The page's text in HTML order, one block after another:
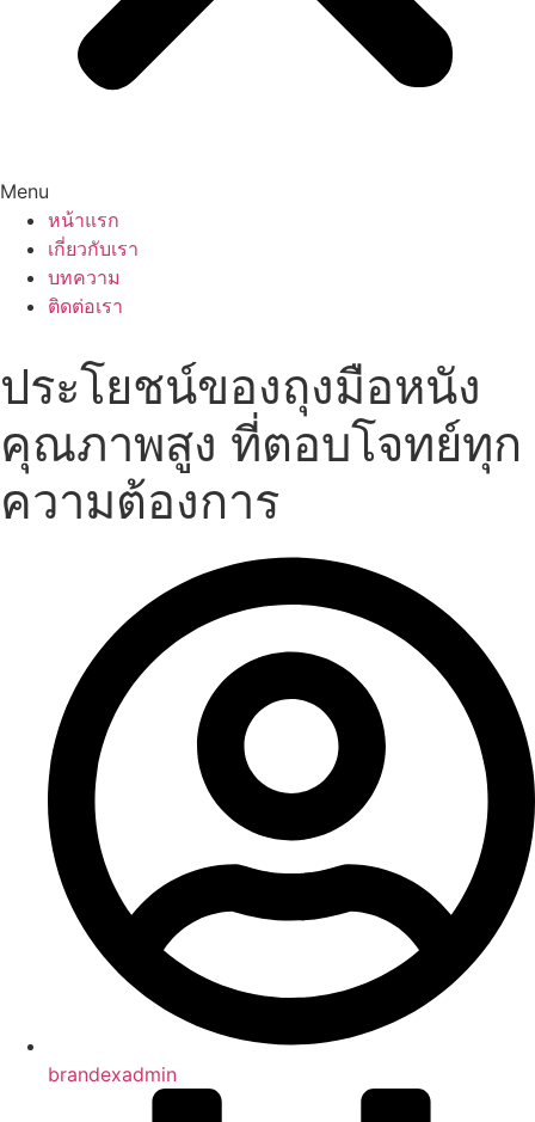
Menu
หน้าแรก
เกี่ยวกับเรา
บทความ
ติดต่อเรา
ประโยชน์ของถุงมือหนัง
คุณภาพสูง ที่ตอบโจทย์ทุก
ความต้องการ
brandexadmin